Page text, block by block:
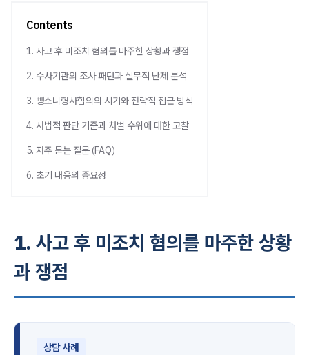
Contents
1. 사고 후 미조치 혐의를 마주한 상황과 쟁점
2. 수사기관의 조사 패턴과 실무적 난제 분석
3. 뺑소니형사합의의 시기와 전략적 접근 방식
4. 사법적 판단 기준과 처벌 수위에 대한 고찰
5. 자주 묻는 질문 (FAQ)
6. 초기 대응의 중요성
1. 사고 후 미조치 혐의를 마주한 상황
과 쟁점
상담 사례